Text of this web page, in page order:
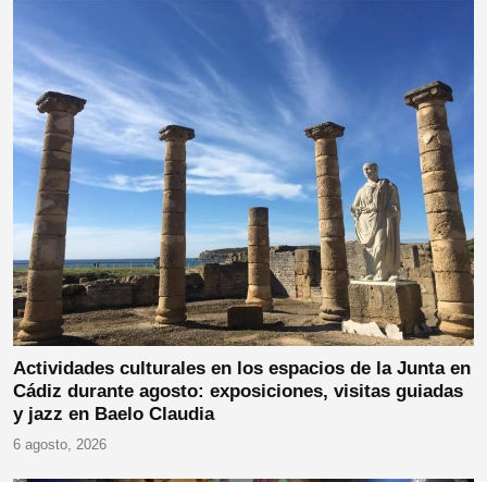
Actividades culturales en los espacios de la Junta en
Cádiz durante agosto: exposiciones, visitas guiadas
y jazz en Baelo Claudia
6 agosto, 2026